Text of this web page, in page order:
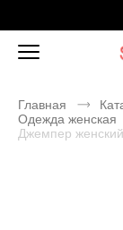
Главная
Одежда женская
Джемпер